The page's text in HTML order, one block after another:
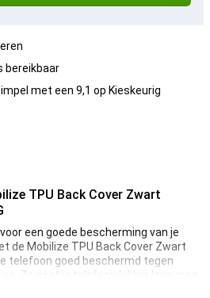
bereikbaar
met een 9,1 op Kieskeurig
TPU Back Cover Zwart
een goede bescherming van je
de Mobilize TPU Back Cover Zwart
telefoon goed beschermd tegen
Zo gaat je telefoon lekker lang mee.